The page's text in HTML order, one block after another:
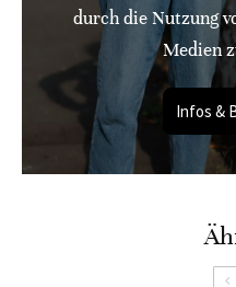
durch die Nutzung
Medien
Infos &